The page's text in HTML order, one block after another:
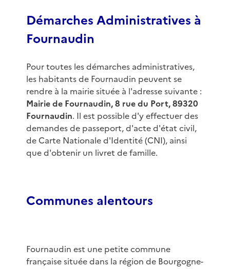
Démarches Administratives à
Fournaudin
Pour toutes les démarches administratives,
les habitants de Fournaudin peuvent se
rendre à la mairie située à l'adresse suivante :
Mairie de Fournaudin, 8 rue du Port, 89320
Fournaudin. Il est possible d'y effectuer des
demandes de passeport, d'acte d'état civil,
de Carte Nationale d'Identité (CNI), ainsi
que d'obtenir un livret de famille.
Communes alentours
Fournaudin est une petite commune
française située dans la région de Bourgogne-